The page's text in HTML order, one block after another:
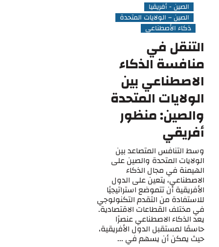
الصين - أفريقيا
الصين – الولايات المتحدة
ذكاء الأصطناعي
التنقل في
منافسة الذكاء
الاصطناعي بين
الولايات المتحدة
والصين: منظور
أفريقي
وسط التنافس المتصاعد بين
الولايات المتحدة والصين على
الهيمنة في مجال الذكاء
الاصطناعي، يتعين على الدول
الأفريقية أن تتموضع استراتيجيًا
للاستفادة من التقدم التكنولوجي
في مختلف القطاعات الاقتصادية.
يعد الذكاء الاصطناعي عنصرًا
حاسمًا لمستقبل الدول الأفريقية،
حيث يمكن أن يسهم في ...